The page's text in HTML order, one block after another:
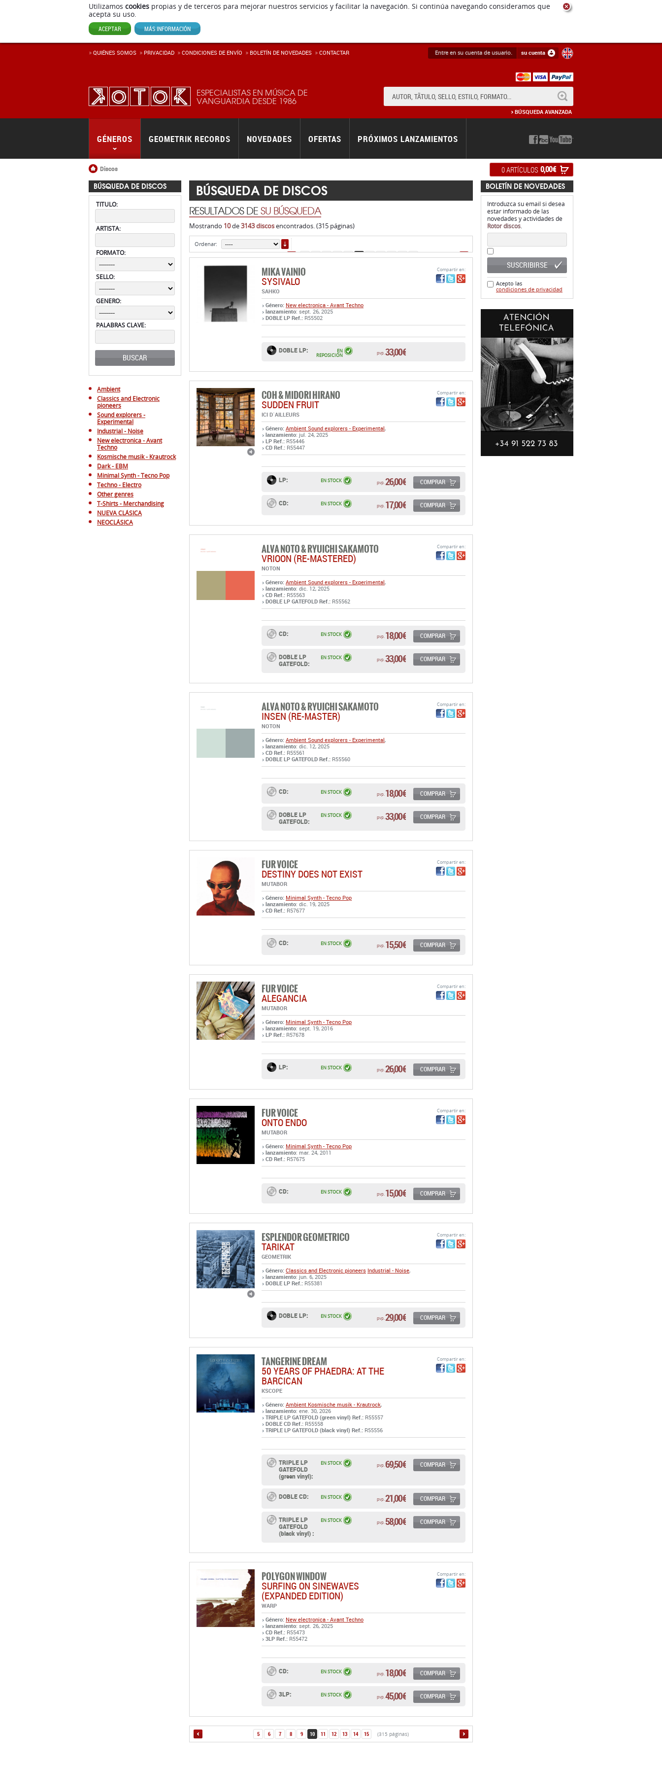
Utilizamos cookies propias y de terceros para mejorar nuestros servicios y facilitar la navegación. Si continúa navegando consideramos que
acepta su uso.
ACEPTAR MÁS INFORMACIÓN
ESPECIALISTAS EN MÚSICA DE
VANGUARDIA DESDE 1986
Inicio
Discos
Entre en su cuenta de usuario. su cuenta
BÚSQUEDA AVANZADA
0 ARTÍCULOS 0,00 €
GÉNEROS GEOMETRIK RECORDS NOVEDADES OFERTAS PRÓXIMOS LANZAMIENTOS
QUIÉNES SOMOS PRIVACIDAD CONDICIONES DE ENVÍ­O BOLETÍN DE NOVEDADES CONTACTAR
BÚSQUEDA DE DISCOS
TITULO:
ARTISTA:
FORMATO:
SELLO:
GENERO:
PALABRAS CLAVE:
BUSCAR
Ambient
Classics and Electronic
pioneers
Sound explorers -
Experimental
Industrial - Noise
New electronica - Avant
Techno
Kosmische musik - Krautrock
Dark - EBM
Minimal Synth - Tecno Pop
Techno - Electro
Other genres
T-Shirts - Merchandising
NUEVA CLÁSICA
NEOCLÁSICA
BÚSQUEDA DE DISCOS
RESULTADOS DESU BÚSQUEDA
Mostrando 10de3143 discosencontrados. (315 páginas)
Ordenar: ORDENAR
5 6 7 8 9 10 11 12 13 14 15 (315 páginas)
MIKA VAINIO
SYSIVALO
SAHKO
Género: New electronica - Avant Techno
lanzamiento: sept. 26, 2025
DOBLE LP Ref.: R55502
Compartir en:
DOBLE LP: pvp. 33,00 €
EN
REPOSICIÓN
COH & MIDORI HIRANO
SUDDEN FRUIT
ICI D´AILLEURS
Género: Ambient Sound explorers - Experimental,
lanzamiento: jul. 24, 2025
LP Ref.: R55446
CD Ref.: R55447
Compartir en:
LP: pvp. 26,00 €
EN STOCK COMPRAR
CD: pvp. 17,00 €
EN STOCK COMPRAR
ALVA NOTO & RYUICHI SAKAMOTO
VRIOON (RE-MASTERED)
NOTON
Género: Ambient Sound explorers - Experimental,
lanzamiento: dic. 12, 2025
CD Ref.: R55563
DOBLE LP GATEFOLD Ref.: R55562
Compartir en:
CD: pvp. 18,00 €
EN STOCK COMPRAR
DOBLE LP
GATEFOLD:
pvp. 33,00 €
EN STOCK COMPRAR
ALVA NOTO & RYUICHI SAKAMOTO
INSEN (RE-MASTER)
NOTON
Género: Ambient Sound explorers - Experimental,
lanzamiento: dic. 12, 2025
CD Ref.: R55561
DOBLE LP GATEFOLD Ref.: R55560
Compartir en:
CD: pvp. 18,00 €
EN STOCK COMPRAR
DOBLE LP
GATEFOLD:
pvp. 33,00 €
EN STOCK COMPRAR
FUR VOICE
DESTINY DOES NOT EXIST
MUTABOR
Género: Minimal Synth - Tecno Pop
lanzamiento: dic. 19, 2025
CD Ref.: R57677
Compartir en:
CD: pvp. 15,50 €
EN STOCK COMPRAR
FUR VOICE
ALEGANCIA
MUTABOR
Género: Minimal Synth - Tecno Pop
lanzamiento: sept. 19, 2016
LP Ref.: R57678
Compartir en:
LP: pvp. 26,00 €
EN STOCK COMPRAR
FUR VOICE
ONTO ENDO
MUTABOR
Género: Minimal Synth - Tecno Pop
lanzamiento: mar. 24, 2011
CD Ref.: R57675
Compartir en:
CD: pvp. 15,00 €
EN STOCK COMPRAR
ESPLENDOR GEOMETRICO
TARIKAT
GEOMETRIK
Género: Classics and Electronic pioneers Industrial - Noise,
lanzamiento: jun. 6, 2025
DOBLE LP Ref.: R55381
Compartir en:
DOBLE LP: pvp. 29,00 €
EN STOCK COMPRAR
TANGERINE DREAM
50 YEARS OF PHAEDRA: AT THE
BARCICAN
KSCOPE
Género: Ambient Kosmische musik - Krautrock,
lanzamiento: ene. 30, 2026
TRIPLE LP GATEFOLD (green vinyl) Ref.: R55557
DOBLE CD Ref.: R55558
TRIPLE LP GATEFOLD (black vinyl) Ref.: R55556
Compartir en:
TRIPLE LP
GATEFOLD
(green vinyl):
pvp. 69,50 €
EN STOCK COMPRAR
DOBLE CD: pvp. 21,00 €
EN STOCK COMPRAR
TRIPLE LP
GATEFOLD
(black vinyl) :
pvp. 58,00 €
EN STOCK COMPRAR
POLYGON WINDOW
SURFING ON SINEWAVES
(EXPANDED EDITION)
WARP
Género: New electronica - Avant Techno
lanzamiento: sept. 26, 2025
CD Ref.: R55473
3LP Ref.: R55472
Compartir en:
CD: pvp. 18,00 €
EN STOCK COMPRAR
3LP: pvp. 45,00 €
EN STOCK COMPRAR
5 6 7 8 9 10 11 12 13 14 15 (315 páginas)
BOLETÍN DE NOVEDADES
Introduzca su email si desea
estar informado de las
novedades y actividades de
Rotor discos.
SUSCRIBIRSE
Acepto las
condiciones de privacidad